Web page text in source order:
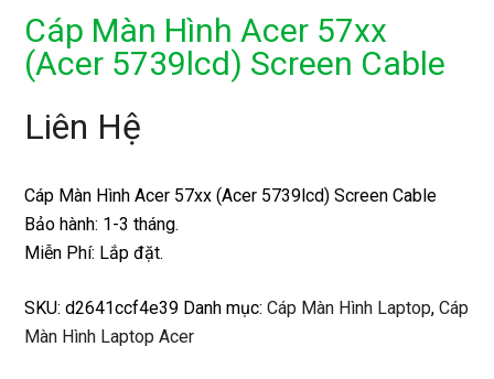
Cáp Màn Hình Acer 57xx
(Acer 5739lcd) Screen Cable
Liên Hệ
Cáp Màn Hình Acer 57xx (Acer 5739lcd) Screen Cable
Bảo hành: 1-3 tháng.
Miễn Phí: Lắp đặt.
SKU:d2641ccf4e39 Danh mục:Cáp Màn Hình Laptop,Cáp
Màn Hình Laptop Acer